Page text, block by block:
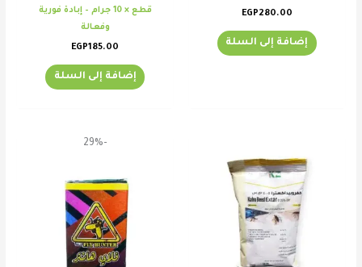
EGP280.00
إضافة إلى السلة
قطع × 10 جرام – إبادة فورية
وفعالة
EGP185.00
إضافة إلى السلة
-29%
السعر
EGP35.00.